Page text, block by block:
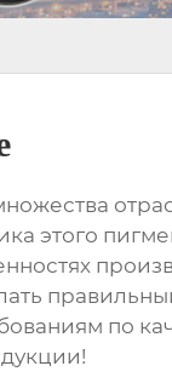
этого
по